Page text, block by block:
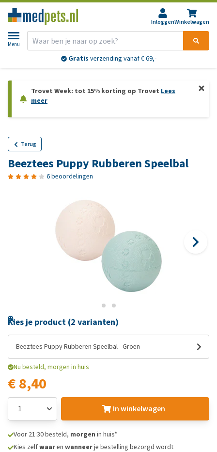
InloggenWinkelwagen
Menu
Gratis verzending vanaf € 69,-
Trovet Week: tot 15% korting op Trovet Lees
meer
Terug
Beeztees Puppy Rubberen Speelbal
6 beoordelingen
Kies je product (2 varianten)
Beeztees Puppy Rubberen Speelbal - Groen
Nu besteld, morgen in huis
€ 8,40
In winkelwagen
Voor 21:30 besteld, morgen in huis*
Kies zelfwaaren wanneerje bestelling bezorgd wordt